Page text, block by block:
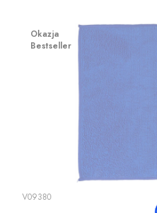
Okazja
Bestseller
V09380